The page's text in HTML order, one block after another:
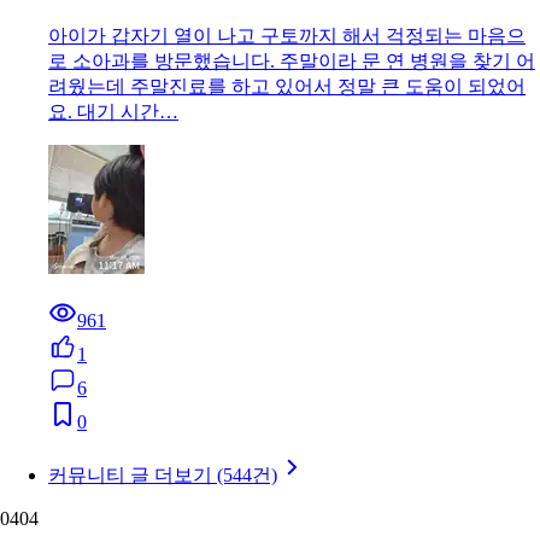
아이가 갑자기 열이 나고 구토까지 해서 걱정되는 마음으
로 소아과를 방문했습니다. 주말이라 문 연 병원을 찾기 어
려웠는데 주말진료를 하고 있어서 정말 큰 도움이 되었어
요. 대기 시간…
961
1
6
0
커뮤니티 글 더보기 (544건)
0404